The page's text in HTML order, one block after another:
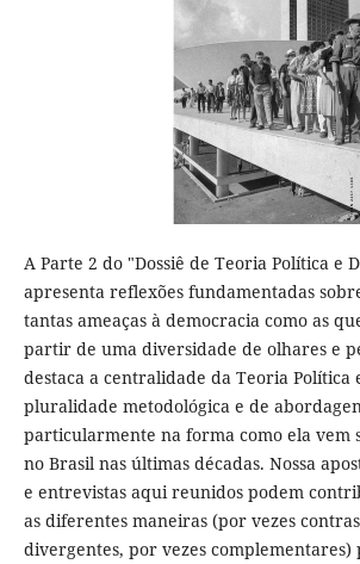
A Parte 2 do "Dossiê de Teoria Política e
apresenta reflexões fundamentadas
tantas ameaças à democracia como as
partir de uma diversidade de olhares e
destaca a centralidade da Teoria Política
pluralidade metodológica e de
particularmente na forma como ela vem
no Brasil nas últimas décadas. Nossa
e entrevistas aqui reunidos podem
as diferentes maneiras (por vezes
divergentes, por vezes complementares)